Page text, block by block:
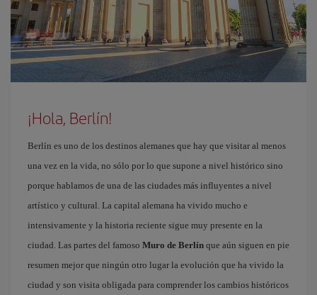
¡Hola, Berlín!
Berlín es uno de los destinos alemanes que hay que visitar al menos
una vez en la vida, no sólo por lo que supone a nivel histórico sino
porque hablamos de una de las ciudades más influyentes a nivel
artístico y cultural. La capital alemana ha vivido mucho e
intensivamente y la historia reciente sigue muy presente en la
ciudad. Las partes del famoso Muro de Berlín que aún siguen en pie
resumen mejor que ningún otro lugar la evolución que ha vivido la
ciudad y son visita obligada para comprender los cambios históricos